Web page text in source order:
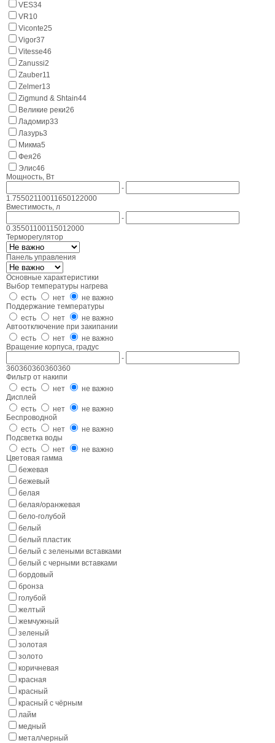
VES34
VR10
Viconte25
Vigor37
Vitesse46
Zanussi2
Zauber11
Zelmer13
Zigmund & Shtain44
Великие реки26
Ладомир33
Лазурь3
Микма5
Фея26
Элис46
Мощность, Вт
-
1.75502110011650122000
Вместимость, л
-
0.35501100115012000
Терморегулятор
Панель управления
Основные характеристики
Выбор температуры нагрева
есть
нет
не важно
Поддержание температуры
есть
нет
не важно
Автоотключение при закипании
есть
нет
не важно
Вращение корпуса, градус
-
360360360360360
Фильтр от накипи
есть
нет
не важно
Дисплей
есть
нет
не важно
Беспроводной
есть
нет
не важно
Подсветка воды
есть
нет
не важно
Цветовая гамма
бежевая
бежевый
белая
белая/оранжевая
бело-голубой
белый
белый пластик
белый с зелеными вставками
белый с черными вставками
бордовый
бронза
голубой
желтый
жемчужный
зеленый
золотая
золото
коричневая
красная
красный
красный с чёрным
лайм
медный
метал/черный